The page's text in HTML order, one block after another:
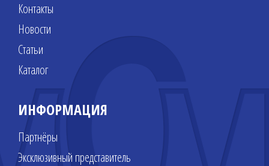
Контакты
Новости
Статьи
Каталог
ИНФОРМАЦИЯ
Партнёры
Эксклюзивный представитель